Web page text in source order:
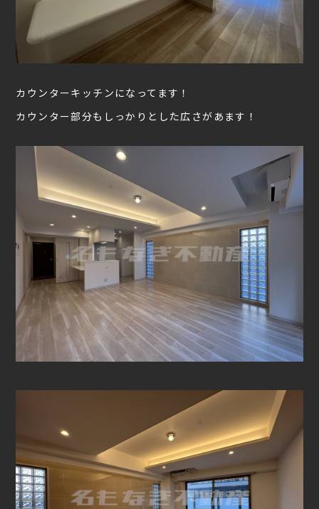
カウンターキッチンになってます！
カウンター部分もしっかりとした広さがあます！